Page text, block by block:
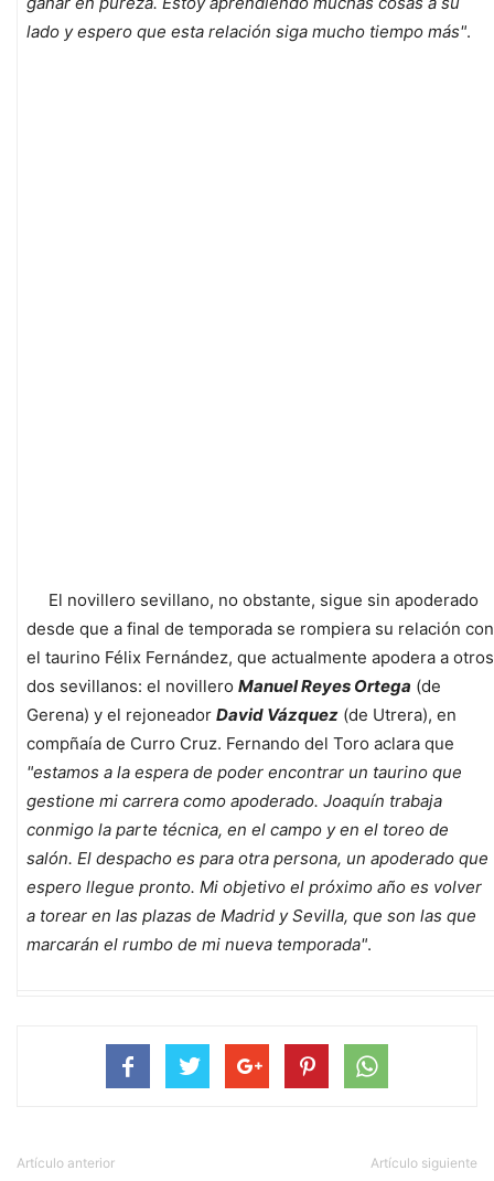
lado y espero que esta relación siga mucho tiempo más".
El novillero sevillano, no obstante, sigue sin apoderado
desde que a final de temporada se rompiera su relación con
el taurino Félix Fernández, que actualmente apodera a otros
dos sevillanos: el novillero Manuel Reyes Ortega (de
Gerena) y el rejoneador David Vázquez (de Utrera), en
compñaía de Curro Cruz. Fernando del Toro aclara que
"estamos a la espera de poder encontrar un taurino que
gestione mi carrera como apoderado. Joaquín trabaja
conmigo la parte técnica, en el campo y en el toreo de
salón. El despacho es para otra persona, un apoderado que
espero llegue pronto. Mi objetivo el próximo año es volver
a torear en las plazas de Madrid y Sevilla, que son las que
marcarán el rumbo de mi nueva temporada".
Artículo anterior Artículo siguiente